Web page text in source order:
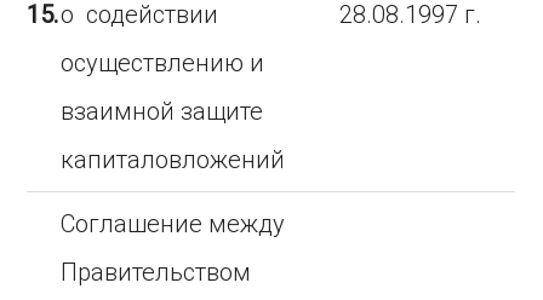
15.о содействии
осуществлению и
взаимной защите
капиталовложений
28.08.1997 г.
Соглашение между
Правительством